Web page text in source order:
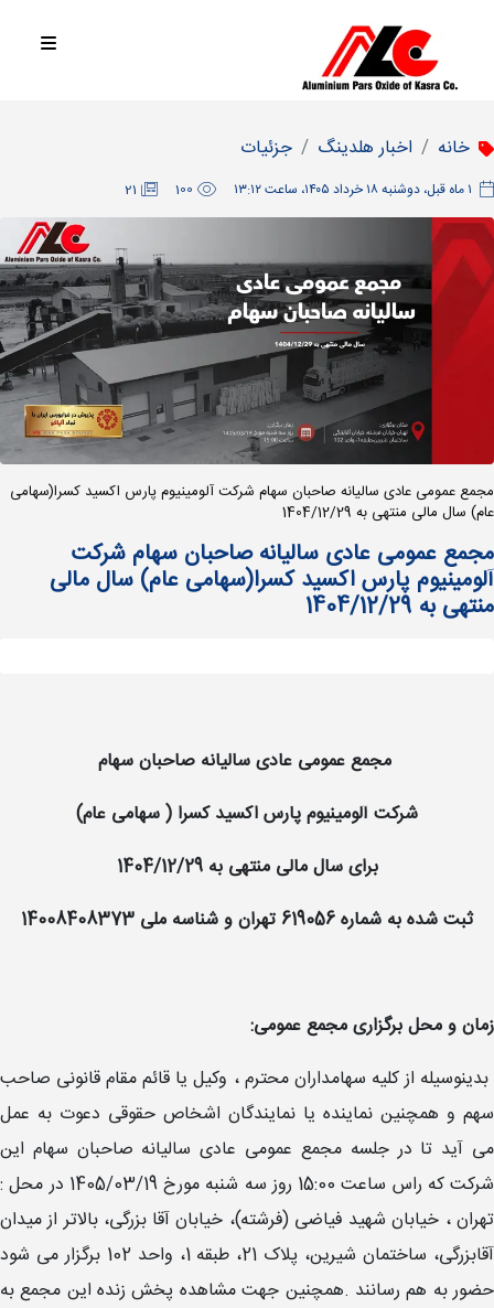
خانه اخبار هلدینگ جزئیات
100
21
مجمع عمومی عادی سالیانه صاحبان سهام شرکت آلومینیوم پارس اکسید کسرا(سهامی
عام) سال مالی منتهی به 1404/12/29
مجمع عمومی عادی سالیانه صاحبان سهام شرکت
آلومینیوم پارس اکسید کسرا(سهامی عام) سال مالی
منتهی به 1404/12/29
مجمع عمومی عادی سالیانه صاحبان سهام
شرکت آلومینیوم پارس اکسید کسرا ( سهامی عام)
برای سال مالی منتهی به 1404/12/29
ثبت شده به شماره 619056 تهران و شناسه ملی 14008408373
زمان و محل برگزاری مجمع عمومی:
بدینوسیله از کلیه سهامداران محترم ، وکیل یا قائم مقام قانونی صاحب
سهم و همچنین نماینده یا نمایندگان اشخاص حقوقی دعوت به عمل
می آید تا در جلسه مجمع عمومی عادی سالیانه صاحبان سهام این
شرکت که راس ساعت 15:00 روز سه شنبه مورخ 1405/03/19 در محل :
تهران ، خیابان شهید فیاضی (فرشته)، خیابان آقا بزرگی، بالاتر از میدان
آقابزرگی، ساختمان شیرین، پلاک 21، طبقه 1، واحد 102 برگزار می شود
حضور به هم رسانند .همچنین جهت مشاهده پخش زنده این مجمع به